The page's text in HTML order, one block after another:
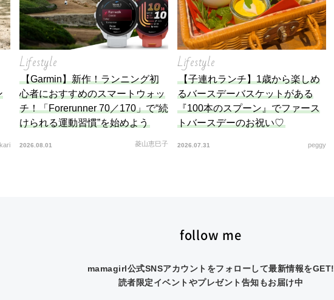
Lifestyle
【Garmin】新作！ランニング初
心者におすすめのスマートウォッ
チ！「Forerunner 70／170」で“続
けられる運動習慣”を始めよう
2026.08.01 菱山恵巳子
Lifestyle
【子連れランチ】1歳から楽しめ
るバースデーバスケットがある
『100本のスプーン』でファース
トバースデーのお祝い♡
2026.07.31 peggy
follow me
mamagirl公式SNSアカウントをフォローして最新情報をGET!
読者限定イベントやプレゼント告知もお届け中